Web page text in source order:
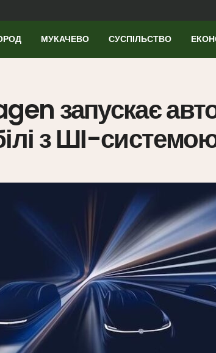
МУКАЧЕВО СУСПІЛЬСТВО
запускає
з ШІ-